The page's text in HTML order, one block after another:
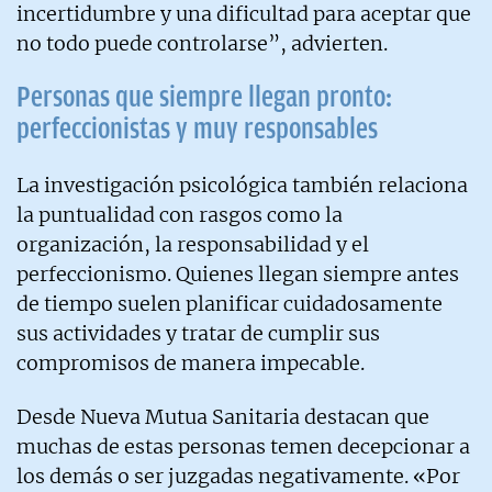
incertidumbre y una dificultad para aceptar que
no todo puede controlarse”, advierten.
Personas que siempre llegan pronto:
perfeccionistas y muy responsables
La investigación psicológica también relaciona
la puntualidad con rasgos como la
organización, la responsabilidad y el
perfeccionismo. Quienes llegan siempre antes
de tiempo suelen planificar cuidadosamente
sus actividades y tratar de cumplir sus
compromisos de manera impecable.
Desde Nueva Mutua Sanitaria destacan que
muchas de estas personas temen decepcionar a
los demás o ser juzgadas negativamente. «Por